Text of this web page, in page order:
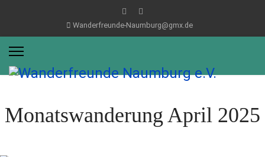
Wanderfreunde-Naumburg@gmx.de
Monatswanderung April 2025